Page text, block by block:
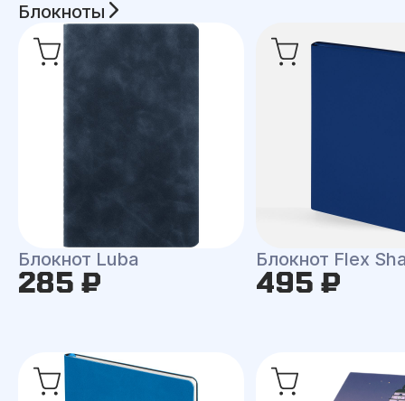
Блокноты
Блокнот Luba
285 ₽
Блокнот Flex
495 ₽